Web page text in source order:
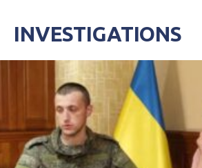
INVESTIGATIONS